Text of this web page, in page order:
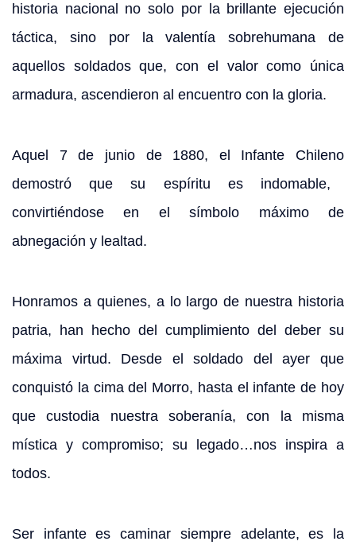
historia nacional no solo por la brillante ejecución
táctica, sino por la valentía sobrehumana de
aquellos soldados que, con el valor como única
armadura, ascendieron al encuentro con la gloria.
Aquel 7 de junio de 1880, el Infante Chileno
demostró que su espíritu es indomable,
convirtiéndose en el símbolo máximo de
abnegación y lealtad.
Honramos a quienes, a lo largo de nuestra historia
patria, han hecho del cumplimiento del deber su
máxima virtud. Desde el soldado del ayer que
conquistó la cima del Morro, hasta el infante de hoy
que custodia nuestra soberanía, con la misma
mística y compromiso; su legado…nos inspira a
todos.
Ser infante es caminar siempre adelante, es la